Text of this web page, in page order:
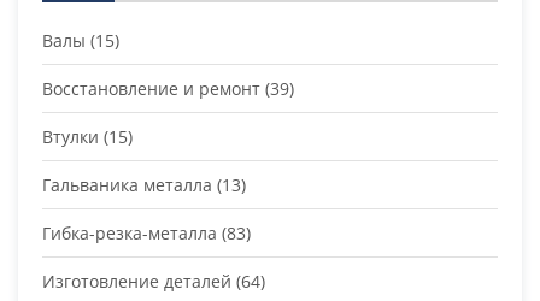
Валы (15)
Восстановление и ремонт (39)
Втулки (15)
Гальваника металла (13)
Гибка-резка-металла (83)
Изготовление деталей (64)